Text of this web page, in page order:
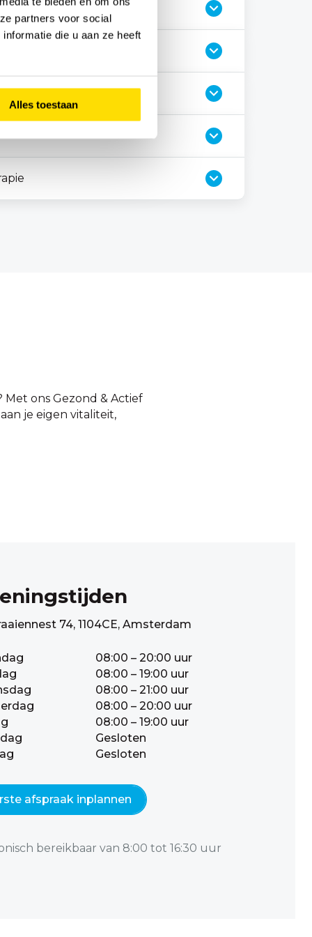
partners voor social
die u aan ze heeft
Alles toestaan
ons Gezond & Actief
je eigen vitaliteit,
74, 1104CE, Amsterdam
08:00 – 20:00 uur
08:00 – 19:00 uur
08:00 – 21:00 uur
08:00 – 20:00 uur
08:00 – 19:00 uur
Gesloten
Gesloten
afspraak inplannen
bereikbaar van 8:00 tot 16:30 uur